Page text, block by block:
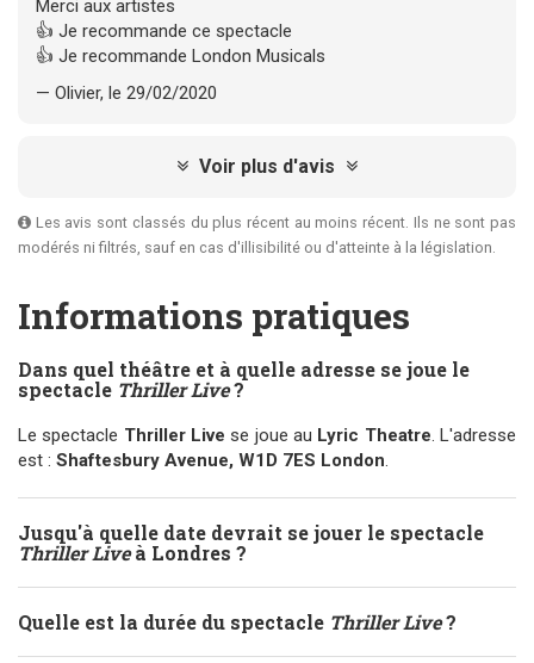
Merci aux artistes
👍 Je recommande ce spectacle
👍 Je recommande London Musicals
— Olivier, le 29/02/2020
Voir plus d'avis
Les avis sont classés du plus récent au moins récent. Ils ne sont pas
modérés ni filtrés, sauf en cas d'illisibilité ou d'atteinte à la législation.
Informations pratiques
Dans quel théâtre et à quelle adresse se joue le
spectacle Thriller Live?
Le spectacle Thriller Live se joue au Lyric Theatre. L'adresse
est : Shaftesbury Avenue, W1D 7ES London.
Jusqu'à quelle date devrait se jouer le spectacle
Thriller Liveà Londres ?
Quelle est la durée du spectacle Thriller Live?